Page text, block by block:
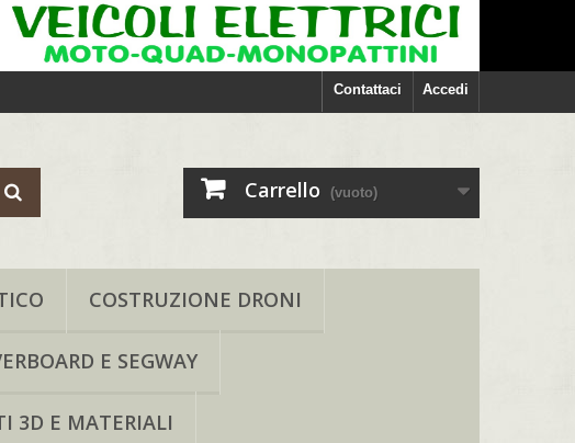
Accedi
Contattaci
Carrello (vuoto)
COSTRUZIONE DRONI
E SEGWAY
3D E MATERIALI